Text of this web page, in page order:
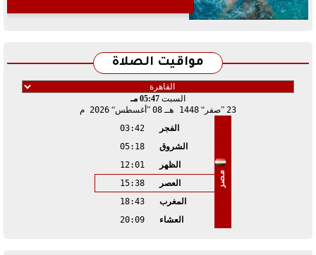
مواقيت الصلاة
السبت 05:47 مـ
23 صفر 1448 هـ 08 أغسطس 2026 م
مصر
الفجر
03:42
الشروق
05:18
الظهر
12:01
العصر
15:38
المغرب
18:43
العشاء
20:09